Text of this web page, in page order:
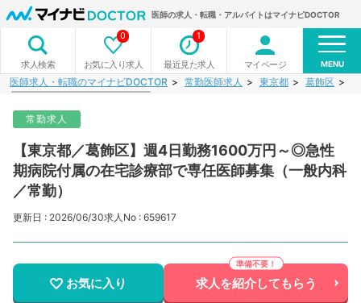
医師の求人・転職・アルバイトはマイナビDOCTOR
求人検索 お気に入り求人
0
最近見た求人
1
マイページ MENU
医師求人・転職のマイナビDOCTOR 常勤医師求人 東京都 葛飾区
常勤求人
【東京都／葛飾区】週4日勤務1600万円～◎急性
期病院付属の在宅診療部で専任医師募集（一般内科
／常勤）
更新日 : 2026/06/30求人No : 659617
お気に入り 求人を紹介してもらう